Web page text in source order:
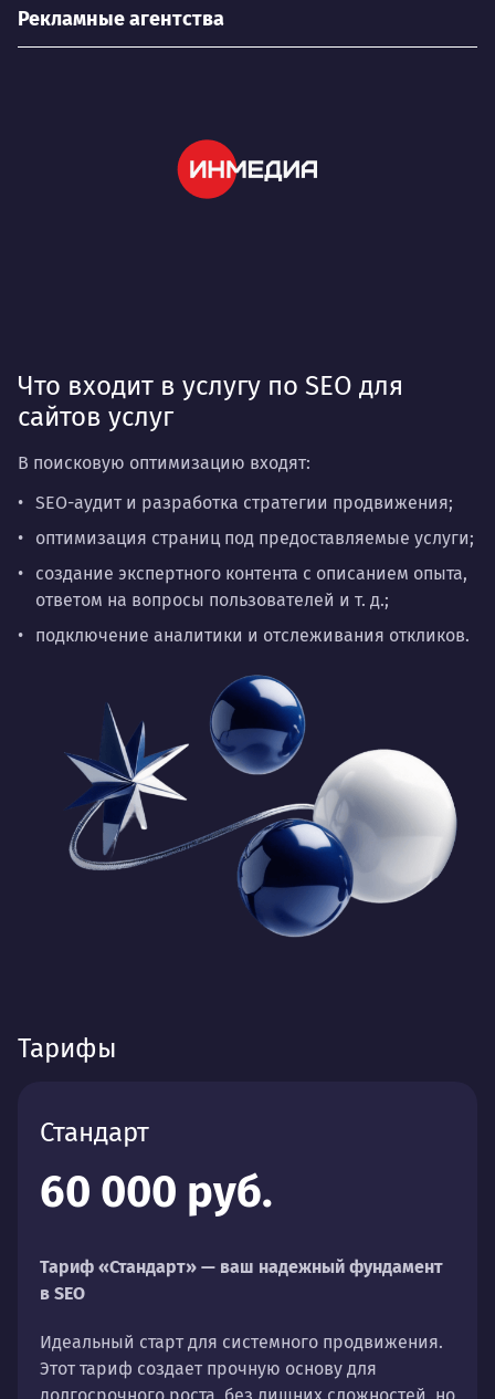
Рекламные агентства
Что входит в услугу по SEO для
сайтов услуг
В поисковую оптимизацию входят:
SEO-аудити разработка стратегии продвижения;
оптимизация страниц под предоставляемые услуги;
создание экспертного контента с описанием опыта,
ответом на вопросы пользователей и т. д.;
подключение аналитики и отслеживания откликов.
Тарифы
Стандарт
60 000 руб.
Тариф «Стандарт» — ваш надежный фундамент
в SEO
Идеальный старт для системного продвижения.
Этот тариф создает прочную основу для